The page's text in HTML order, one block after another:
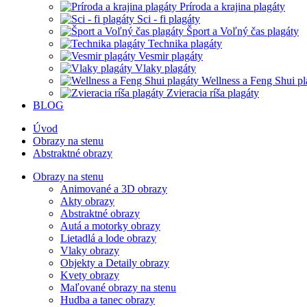
Príroda a krajina plagáty
Sci - fi plagáty
Šport a Voľný čas plagáty
Technika plagáty
Vesmir plagáty
Vlaky plagáty
Wellness a Feng Shui
Zvieracia ríša plagáty
BLOG
Úvod
Obrazy na stenu
Abstraktné obrazy
Obrazy na stenu
Animované a 3D obrazy
Akty obrazy
Abstraktné obrazy
Autá a motorky obrazy
Lietadlá a lode obrazy
Vlaky obrazy
Objekty a Detaily obrazy
Kvety obrazy
Maľované obrazy na stenu
Hudba a tanec obrazy